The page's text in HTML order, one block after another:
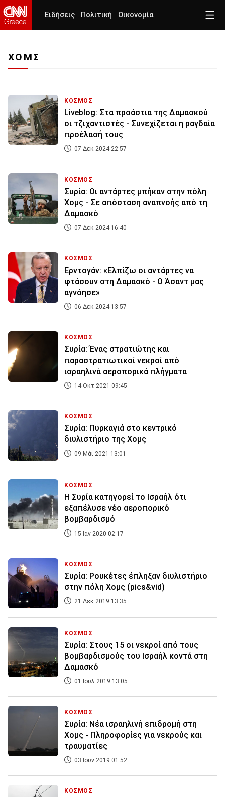
Ειδήσεις Πολιτική Οικονομία
ΧΟΜΣ
ΚΟΣΜΟΣ
Liveblog: Στα προάστια της Δαμασκού
οι τζιχαντιστές - Συνεχίζεται η ραγδαία
προέλασή τους
07 Δεκ 2024 22:57
ΚΟΣΜΟΣ
Συρία: Οι αντάρτες μπήκαν στην πόλη
Χομς - Σε απόσταση αναπνοής από τη
Δαμασκό
07 Δεκ 2024 16:40
ΚΟΣΜΟΣ
Ερντογάν: «Ελπίζω οι αντάρτες να
φτάσουν στη Δαμασκό - Ο Άσαντ μας
αγνόησε»
06 Δεκ 2024 13:57
ΚΟΣΜΟΣ
Συρία: Ένας στρατιώτης και
παραστρατιωτικοί νεκροί από
ισραηλινά αεροπορικά πλήγματα
14 Οκτ 2021 09:45
ΚΟΣΜΟΣ
Συρία: Πυρκαγιά στο κεντρικό
διυλιστήριο της Χομς
09 Μάι 2021 13:01
ΚΟΣΜΟΣ
Η Συρία κατηγορεί το Ισραήλ ότι
εξαπέλυσε νέο αεροπορικό
βομβαρδισμό
15 Ιαν 2020 02:17
ΚΟΣΜΟΣ
Συρία: Ρουκέτες έπληξαν διυλιστήριο
στην πόλη Χομς (pics&vid)
21 Δεκ 2019 13:35
ΚΟΣΜΟΣ
Συρία: Στους 15 οι νεκροί από τους
βομβαρδισμούς του Ισραήλ κοντά στη
Δαμασκό
01 Ιουλ 2019 13:05
ΚΟΣΜΟΣ
Συρία: Νέα ισραηλινή επιδρομή στη
Χομς - Πληροφορίες για νεκρούς και
τραυματίες
03 Ιουν 2019 01:52
ΚΟΣΜΟΣ